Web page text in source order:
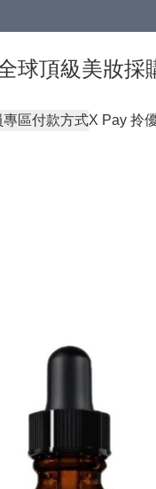
球頂級美妝採
專區付款方式X Pay 拎